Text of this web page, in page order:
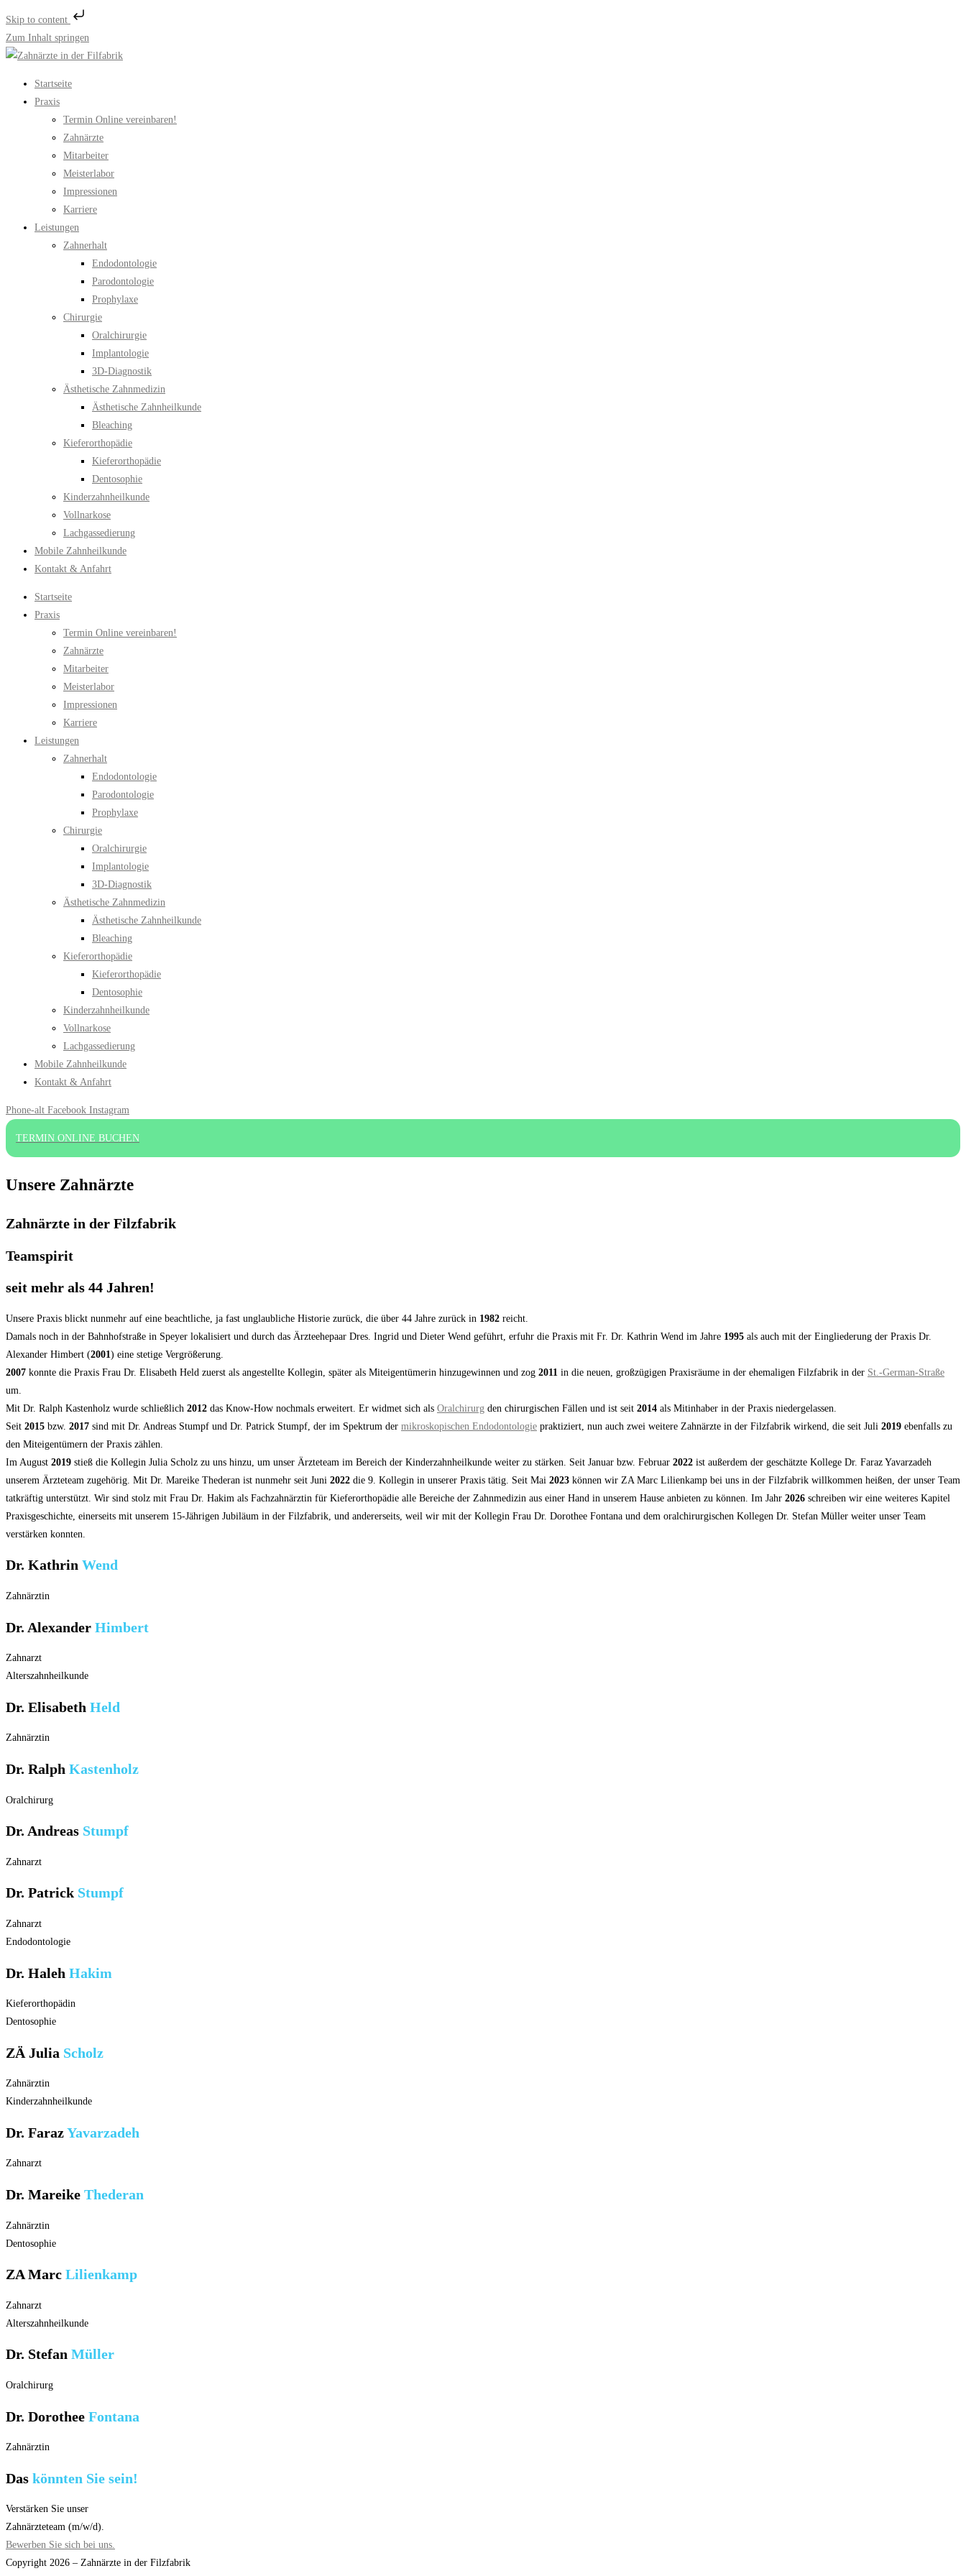
Skip to content
Zum Inhalt springen
Startseite
Praxis
Termin Online vereinbaren!
Zahnärzte
Mitarbeiter
Meisterlabor
Impressionen
Karriere
Leistungen
Zahnerhalt
Endodontologie
Parodontologie
Prophylaxe
Chirurgie
Oralchirurgie
Implantologie
3D-Diagnostik
Ästhetische Zahnmedizin
Ästhetische Zahnheilkunde
Bleaching
Kieferorthopädie
Kieferorthopädie
Dentosophie
Kinderzahnheilkunde
Vollnarkose
Lachgassedierung
Mobile Zahnheilkunde
Kontakt & Anfahrt
Startseite
Praxis
Termin Online vereinbaren!
Zahnärzte
Mitarbeiter
Meisterlabor
Impressionen
Karriere
Leistungen
Zahnerhalt
Endodontologie
Parodontologie
Prophylaxe
Chirurgie
Oralchirurgie
Implantologie
3D-Diagnostik
Ästhetische Zahnmedizin
Ästhetische Zahnheilkunde
Bleaching
Kieferorthopädie
Kieferorthopädie
Dentosophie
Kinderzahnheilkunde
Vollnarkose
Lachgassedierung
Mobile Zahnheilkunde
Kontakt & Anfahrt
Phone-alt Facebook Instagram
TERMIN ONLINE BUCHEN
Unsere Zahnärzte
Zahnärzte in der Filzfabrik
Teamspirit
seit mehr als 44 Jahren!
Unsere Praxis blickt nunmehr auf eine beachtliche, ja fast unglaubliche Historie zurück, die über 44 Jahre zurück in 1982 reicht.
Damals noch in der Bahnhofstraße in Speyer lokalisiert und durch das Ärzteehepaar Dres. Ingrid und Dieter Wend geführt, erfuhr die Praxis mit Fr. Dr. Kathrin Wend im Jahre 1995 als auch mit der Eingliederung der Praxis Dr.
Alexander Himbert (2001 ) eine stetige Vergrößerung.
2007 konnte die Praxis Frau Dr. Elisabeth Held zuerst als angestellte Kollegin, später als Miteigentümerin hinzugewinnen und zog 2011 in die neuen, großzügigen Praxisräume in der ehemaligen Filzfabrik in der St.-German-Straße
um.
Mit Dr. Ralph Kastenholz wurde schließlich 2012 das Know-How nochmals erweitert. Er widmet sich als Oralchirurg den chirurgischen Fällen und ist seit 2014 als Mitinhaber in der Praxis niedergelassen.
Seit 2015 bzw. 2017 sind mit Dr. Andreas Stumpf und Dr. Patrick Stumpf, der im Spektrum der mikroskopischen Endodontologie praktiziert, nun auch zwei weitere Zahnärzte in der Filzfabrik wirkend, die seit Juli 2019 ebenfalls zu
den Miteigentümern der Praxis zählen.
Im August 2019 stieß die Kollegin Julia Scholz zu uns hinzu, um unser Ärzteteam im Bereich der Kinderzahnheilkunde weiter zu stärken. Seit Januar bzw. Februar 2022 ist außerdem der geschätzte Kollege Dr. Faraz Yavarzadeh
unserem Ärzteteam zugehörig. Mit Dr. Mareike Thederan ist nunmehr seit Juni 2022 die 9. Kollegin in unserer Praxis tätig. Seit Mai 2023 können wir ZA Marc Lilienkamp bei uns in der Filzfabrik willkommen heißen, der unser Team
tatkräftig unterstützt. Wir sind stolz mit Frau Dr. Hakim als Fachzahnärztin für Kieferorthopädie alle Bereiche der Zahnmedizin aus einer Hand in unserem Hause anbieten zu können. Im Jahr 2026 schreiben wir eine weiteres Kapitel
Praxisgeschichte, einerseits mit unserem 15-Jährigen Jubiläum in der Filzfabrik, und andererseits, weil wir mit der Kollegin Frau Dr. Dorothee Fontana und dem oralchirurgischen Kollegen Dr. Stefan Müller weiter unser Team
verstärken konnten.
Dr. Kathrin Wend
Zahnärztin
Dr. Alexander Himbert
Zahnarzt
Alterszahnheilkunde
Dr. Elisabeth Held
Zahnärztin
Dr. Ralph Kastenholz
Oralchirurg
Dr. Andreas Stumpf
Zahnarzt
Dr. Patrick Stumpf
Zahnarzt
Endodontologie
Dr. Haleh Hakim
Kieferorthopädin
Dentosophie
ZÄ Julia Scholz
Zahnärztin
Kinderzahnheilkunde
Dr. FarazYavarzadeh
Zahnarzt
Dr. Mareike Thederan
Zahnärztin
Dentosophie
ZA Marc Lilienkamp
Zahnarzt
Alterszahnheilkunde
Dr. Stefan Müller
Oralchirurg
Dr. Dorothee Fontana
Zahnärztin
Das könnten Sie sein!
Verstärken Sie unser
Zahnärzteteam (m/w/d).
Bewerben Sie sich bei uns.
Copyright 2026 – Zahnärzte in der Filzfabrik